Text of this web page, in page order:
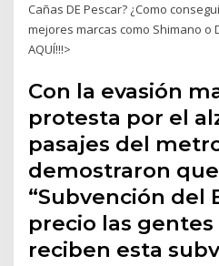
Cañas DE Pescar? ¿Como
mejores marcas como Shimano o
AQUÍ!!!>
Con la evasión
protesta por el
pasajes del
demostraron
“Subvención del
precio las
reciben esta